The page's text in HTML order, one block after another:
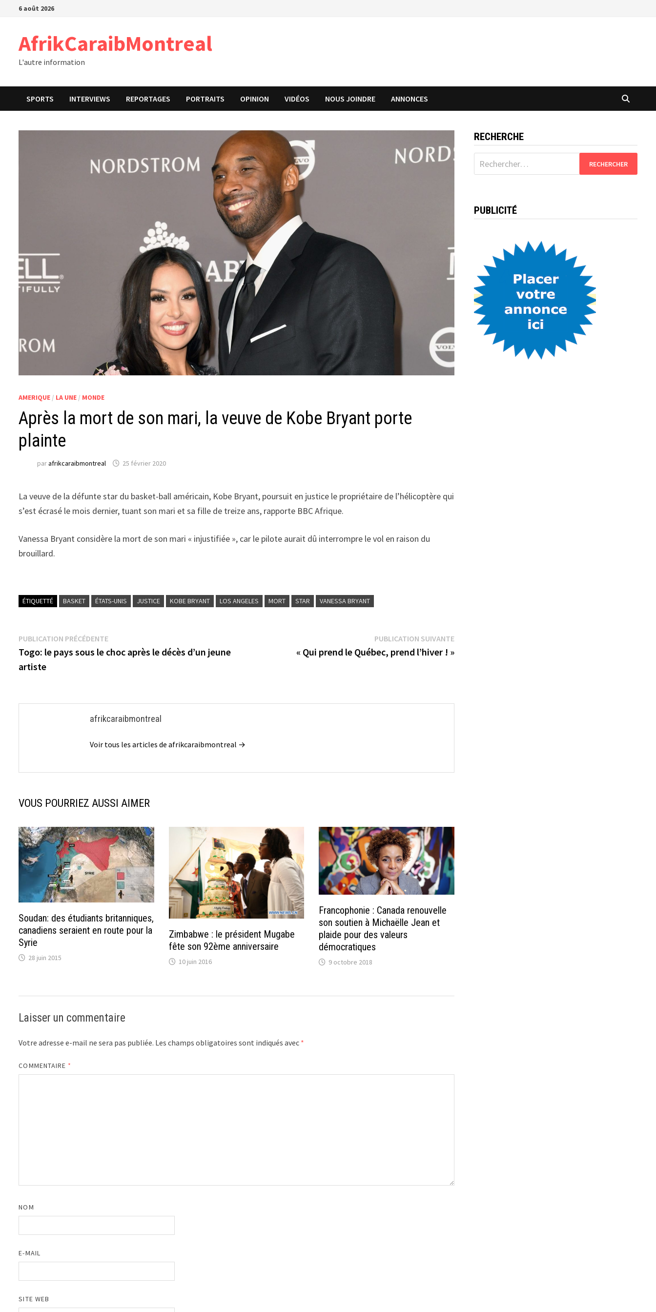
Passer6 août 2026
AfrikCaraibMontreal
L'autre information
SPORTS INTERVIEWS REPORTAGES PORTRAITS OPINION VIDÉOS NOUS JOINDRE ANNONCES
AMERIQUE / LA UNE / MONDE
Après la mort de son mari, la veuve de Kobe Bryant porte
plainte
parafrikcaraibmontreal 25 février 2020
La veuve de la défunte star du basket-ball américain, Kobe Bryant, poursuit en justice le propriétaire de l’hélicoptère qui
s’est écrasé le mois dernier, tuant son mari et sa fille de treize ans, rapporte BBC Afrique.
Vanessa Bryant considère la mort de son mari « injustifiée », car le pilote aurait dû interrompre le vol en raison du
brouillard.
ÉTIQUETTÉ BASKET ÉTATS-UNIS JUSTICE KOBE BRYANT LOS ANGELES MORT STAR VANESSA BRYANT
Navigation
de
PUBLICATION PRÉCÉDENTEPublication
précédente :
Togo: le pays sous le choc après le décès d’un jeune
artiste
PUBLICATION SUIVANTEPublication
suivante :
« Qui prend le Québec, prend l’hiver ! »
afrikcaraibmontreal
Voir tous les articles de afrikcaraibmontreal →
VOUS POURRIEZ AUSSI AIMER
Soudan: des étudiants britanniques,
canadiens seraient en route pour la
Syrie
28 juin 2015
Zimbabwe : le président Mugabe
fête son 92ème anniversaire
10 juin 2016
Francophonie : Canada renouvelle
son soutien à Michaëlle Jean et
plaide pour des valeurs
démocratiques
9 octobre 2018
Laisser un commentaire
Votre adresse e-mail ne sera pas publiée. Les champs obligatoires sont indiqués avec *
COMMENTAIRE *
NOM
E-MAIL
SITE WEB
RECHERCHE
Rechercher :
PUBLICITÉ